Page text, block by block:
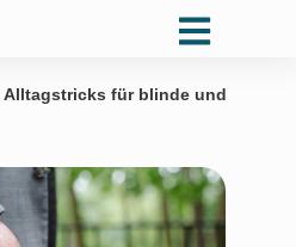
Alltagstricks für blinde und